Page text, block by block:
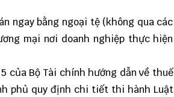
ngay bằng ngoại tệ (không qua các
mại nơi doanh nghiệp thực hiện
của Bộ Tài chính hướng dẫn về thuế
phủ quy định chi tiết thi hành Luật